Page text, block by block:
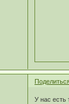
У нас есть